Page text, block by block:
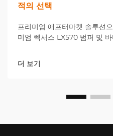
적의 선택
프리미엄 애프터마켓 솔루션
미엄 렉서스 LX570 범퍼 및
가...
더 보기